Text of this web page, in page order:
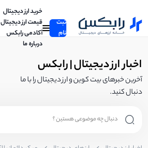
ثبت
نام
خرید ارز دیجیتال
قیمت ارز دیجیتال
آکادمی رابکس
درباره ما
اخبار ارز دیجیتال | رابکس
آخرین خبرهای بیت کوین و ارز دیجیتال را با ما
دنبال کنید.